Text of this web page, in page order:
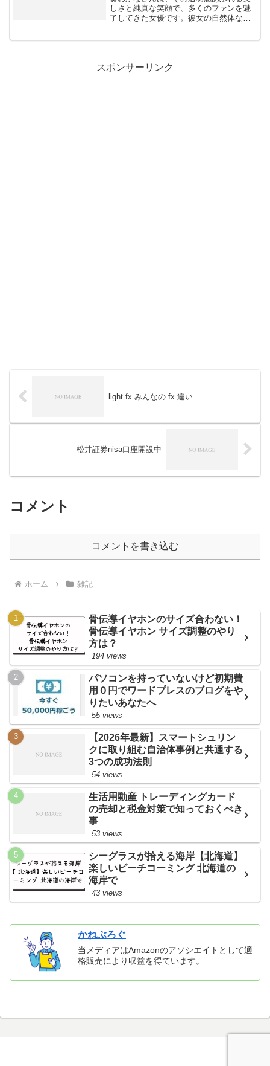
しさと純真な笑顔で、多くのファンを魅
了してきた女優です。彼女の自然体な魅
スポンサーリンク
light fx みんなの fx 違い
松井証券nisa口座開設中
コメント
コメントを書き込む
ホーム 雑記
骨伝導イヤホンのサイズ合わない！
骨伝導イヤホン サイズ調整のやり
方は？
194 views
パソコンを持っていないけど初期費
用０円でワードプレスのブログをや
りたいあなたへ
55 views
【2026年最新】スマートシュリン
クに取り組む自治体事例と共通する
3つの成功法則
54 views
生活用動産 トレーディングカード
の売却と税金対策で知っておくべき
事
53 views
シーグラスが拾える海岸【北海道】
楽しいビーチコーミング 北海道の
海岸で
43 views
かねぶろぐ
当メディアはAmazonのアソシエイトとして適
格販売により収益を得ています。